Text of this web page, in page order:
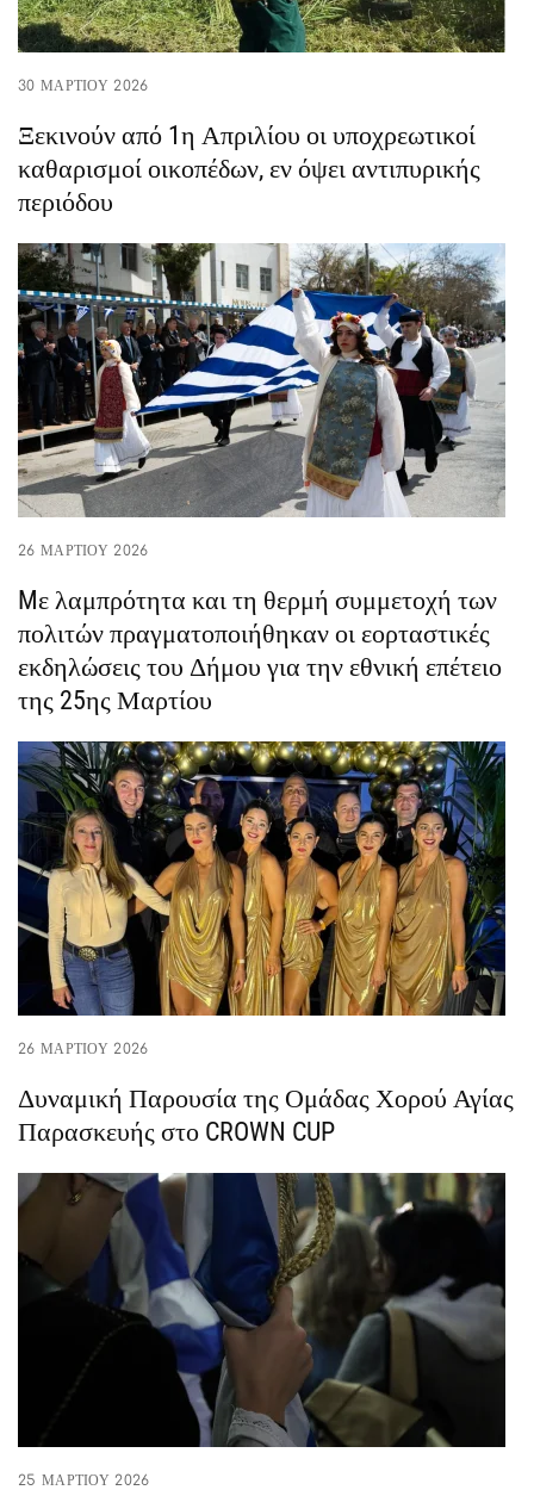
30 ΜΑΡΤΊΟΥ 2026
Ξεκινούν από 1η Απριλίου οι υποχρεωτικοί
καθαρισμοί οικοπέδων, εν όψει αντιπυρικής
περιόδου
26 ΜΑΡΤΊΟΥ 2026
Mε λαμπρότητα και τη θερμή συμμετοχή των
πολιτών πραγματοποιήθηκαν οι εορταστικές
εκδηλώσεις του Δήμου για την εθνική επέτειο
της 25ης Μαρτίου
26 ΜΑΡΤΊΟΥ 2026
Δυναμική Παρουσία της Ομάδας Χορού Αγίας
Παρασκευής στο CROWN CUP
25 ΜΑΡΤΊΟΥ 2026